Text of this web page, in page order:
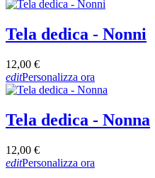
Tela dedica - Nonni
12,00 €
editPersonalizza ora
Tela dedica - Nonna
12,00 €
editPersonalizza ora